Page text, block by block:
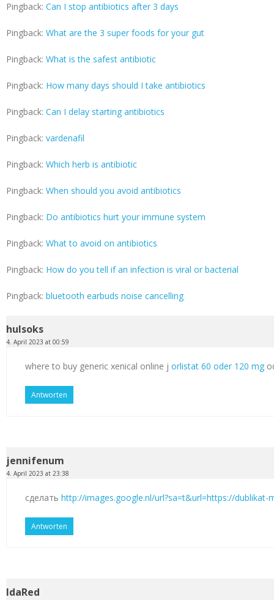
Pingback: Can I stop antibiotics after 3 days
Pingback: What are the 3 super foods for your gut
Pingback: What is the safest antibiotic
Pingback: How many days should I take antibiotics
Pingback: Can I delay starting antibiotics
Pingback: vardenafil
Pingback: Which herb is antibiotic
Pingback: When should you avoid antibiotics
Pingback: Do antibiotics hurt your immune system
Pingback: What to avoid on antibiotics
Pingback: How do you tell if an infection is viral or bacterial
Pingback: bluetooth earbuds noise cancelling
hulsoks
4. April 2023 at 00:59
where to buy generic xenical online j orlistat 60 oder 120 mg
Antworten
jennifenum
4. April 2023 at 23:38
сделать http://images.google.nl/url?sa=t&url=https://dublikat-
Antworten
IdaRed